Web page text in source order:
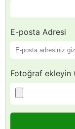
E-posta Adresi
Fotoğraf ekleyin